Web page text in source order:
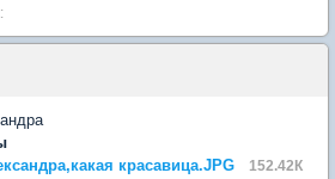
красавица.JPG
152.42К